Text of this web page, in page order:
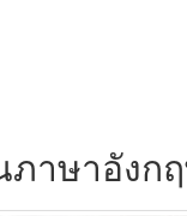
าษาอังก